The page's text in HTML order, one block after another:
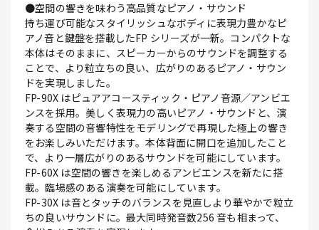
●空間の響きを味わう高品質なピアノ・サウンド
持ち運び可能なスタイリッシュなボディに表現力豊かなピ
アノ音と鍵盤を搭載したFP シリーズが一新。コンパクトな
本体はそのままに、スピーカーからのサウンドを調整する
ことで、より粒立ちの良い、広がりのあるピアノ・サウン
ドを実現しました。
FP-90X はピュアアコースティック・ピアノ音源／アンビエ
ンスを採用。美しく表現力の高いピアノ・サウンドと、演
奏する空間の音響特性をモデリングで再現した極上の響き
をお楽しみいただけます。本体背面に開口を追加したこと
で、より一層広がりのあるサウンドを可能にしています。
FP-60X は空間の響きを楽しめるアンビエンスを新たに搭
載。臨場感のある演奏を可能にしています。
FP-30X は音とタッチのバランスを見直しより華やかで粒立
ちの良いサウンドに。最大同時発音数256 音も相まって、